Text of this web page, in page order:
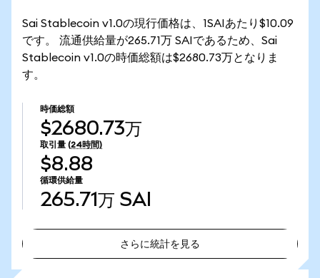
Sai Stablecoin v1.0の現行価格は、1SAIあたり$10.09
です。 流通供給量が265.71万 SAIであるため、Sai
Stablecoin v1.0の時価総額は$2680.73万となりま
す。
時価総額
$2680.73万
取引量 (24時間)
$8.88
循環供給量
265.71万 SAI
さらに統計を見る